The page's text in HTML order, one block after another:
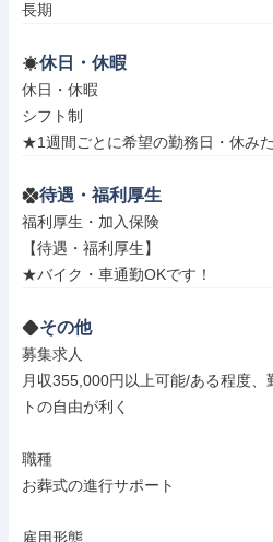
長期
休日・休暇
休日・休暇
シフト制
★1週間ごとに希望の勤務日・休み
待遇・福利厚生
福利厚生・加入保険
【待遇・福利厚生】
★バイク・車通勤OKです！
その他
募集求人
月収355,000円以上可能/ある程度
トの自由が利く
職種
お葬式の進行サポート
雇用形態